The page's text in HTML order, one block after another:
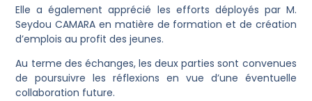
Elle a également apprécié les efforts déployés par M.
Seydou CAMARA en matière de formation et de création
d’emplois au profit des jeunes.
Au terme des échanges, les deux parties sont convenues
de poursuivre les réflexions en vue d’une éventuelle
collaboration future.